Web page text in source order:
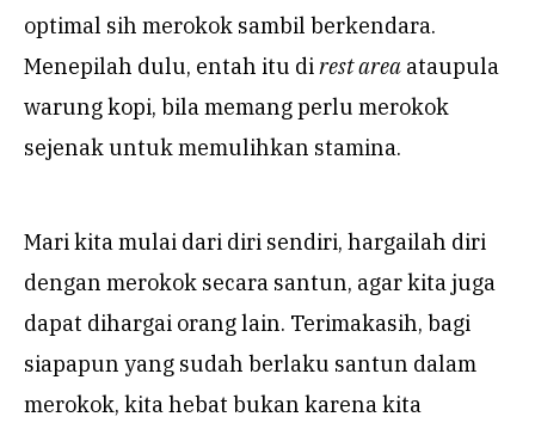
optimal sih merokok sambil berkendara.
Menepilah dulu, entah itu direst area ataupula
warung kopi, bila memang perlu merokok
sejenak untuk memulihkan stamina.
Mari kita mulai dari diri sendiri, hargailah diri
dengan merokok secara santun, agar kita juga
dapat dihargai orang lain. Terimakasih, bagi
siapapun yang sudah berlaku santun dalam
merokok, kita hebat bukan karena kita